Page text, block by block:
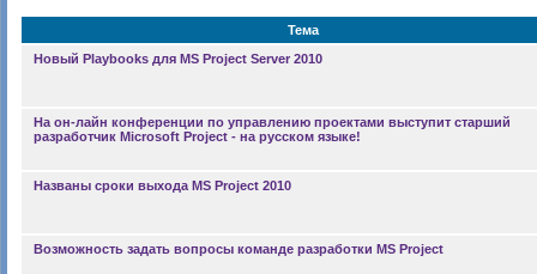
Тема
Новый Playbooks для MS Project Server 2010
На он-лайн конференции по управлению проектами выступит старший
разработчик Microsoft Project - на русском языке!
Названы сроки выхода MS Project 2010
Возможность задать вопросы команде разработки MS Project